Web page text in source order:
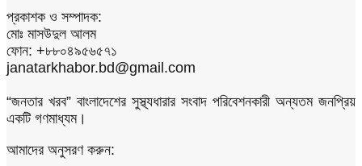
প্রকাশক ও সম্পাদক:
মোঃ মাসউদুল আলম
ফোন: +৮৮০৪৯৫৬৫৭১
janatarkhabor.bd@gmail.com
“জনতার খরব” বাংলাদেশের সুস্থ্যধারার সংবাদ পরিবেশনকারী অন্যতম জনপ্রিয়
একটি গণমাধ্যম।
আমাদের অনুসরণ করুন: